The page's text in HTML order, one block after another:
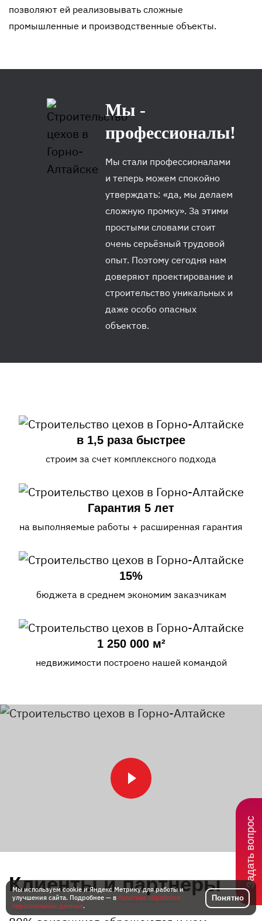
позволяют ей реализовывать сложные
промышленные и производственные объекты.
Мы -
профессионалы!
Мы стали профессионалами
и теперь можем спокойно
утверждать: «да, мы делаем
сложную промку». За этими
простыми словами стоит
очень серьёзный трудовой
опыт. Поэтому сегодня нам
доверяют проектирование и
строительство уникальных и
даже особо опасных
объектов.
в 1,5 раза быстрее
строим за счет комплексного подхода
Гарантия 5 лет
на выполняемые работы + расширенная гарантия
15%
бюджета в среднем экономим заказчикам
1 250 000 м²
недвижимости построено нашей командой
Клиенты и партнеры
Мы используем cookie и Яндекс Метрику для работы и
улучшения сайта. Подробнее — в политике обработки
персональных данных.
Понятно
Задать вопрос